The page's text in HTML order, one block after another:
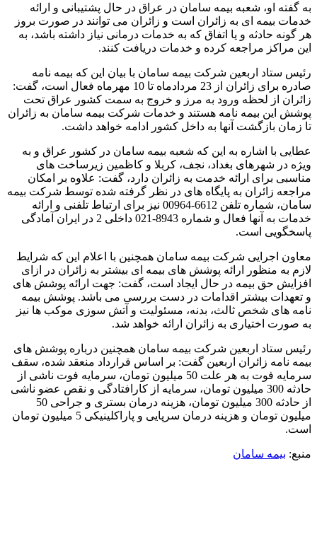
به گفته او، شعبه بیمه سامان در عراق در حال پشتیبانی و ارائه
خدمات بیمه ای به زائران است و زائران می توانند در صورت بروز
هر گونه حادثه و یا اتفاق که به خدمات درمانی نیاز داشته باشد، به
این مراکز مراجعه کرده و خدمات دریافت کنند.
رئیس ستاد اربعین شرکت بیمه سامان با بیان این که بیمه نامه
صادره برای زائران از 23 مردادماه تا 10 مهرماه فعال است، گفت:
زائران از لحظه ورود به مرز و خروج به سمت کشور عراق تحت
پوشش این بیمه نامه هستند و خدمات شرکت بیمه سامان به زائران
تا زمان بازگشت آنها به داخل کشور ادامه خواهد داشت.
عطایی با اشاره به این که شعبه بیمه سامان در کشور عراق و به
ویژه در شهرهای بغداد، نجف، کربلا و کاظمین زیرساخت های
مناسبی برای ارائه خدمت به زائران دارد، گفت: علاوه بر امکان
مراجعه زائران به پایگاه های در نظر گرفته شده توسط شرکت بیمه
سامان، شماره تلفن 6612-00964 نیز برای ارتباط تلفنی و ارائه
خدمات به آنها فعال و شماره 8943-021 داخلی 2 در ایران آمادگی
پاسخگویی است.
معاون اجرایی شرکت بیمه سامان همچنین با اعلام این که شرایط
لازم به منظور ارائه پوشش های بیمه ای بیشتر به زائران در ازای
افزایش حق بیمه در حال ایجاد است، گفت: جهت ارائه پوشش های
و تعهدات بیشتر اقدامات در دست بررسی می باشد. پوشش بیمه
نامه های شخص ثالث، بدنه، مسئولیت و آتش سوزی موکب ها نیز
به صورت اختیاری به زائران ارائه خواهد شد.
رئیس ستاد اربعین شرکت بیمه سامان همچنین درباره پوشش های
بیمه نامه زائران اربعین گفت: بر اساس قرارداد منعقد شده، سقف
سرمایه فوت به هر علت 50 میلیون تومان، سرمایه فوت ناشی از
حادثه 300 میلیون تومان، سرمایه از کارافتادگی و نقص عضو ناشی
از حادثه 300 میلیون تومان، هزینه درمان بستری و جراحی 50
میلیون تومان و هزینه درمان سرپایی و پاراکلینیکی 5 میلیون تومان
است.
منبع: بیمه سامان